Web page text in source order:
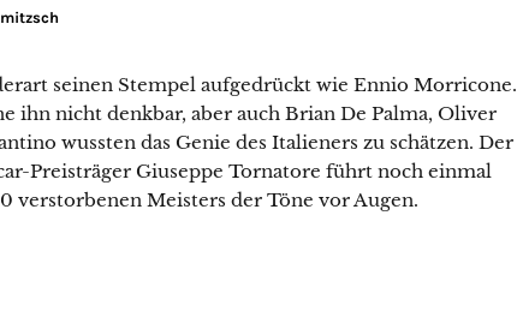
seinen Stempel aufgedrückt wie Ennio Morricone.
ihn nicht denkbar, aber auch Brian De Palma, Oliver
wussten das Genie des Italieners zu schätzen. Der
Preisträger Giuseppe Tornatore führt noch einmal
verstorbenen Meisters der Töne vor Augen.